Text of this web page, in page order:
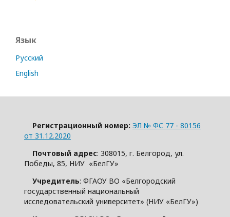
Язык
Русский
English
Регистрационный номер: ЭЛ № ФС 77 - 80156
от 31.12.2020
Почтовый адрес: 308015, г. Белгород, ул.
Победы, 85, НИУ «БелГУ»
Учредитель: ФГАОУ ВО «Белгородский
государственный национальный
исследовательский университет» (НИУ «БелГУ»)